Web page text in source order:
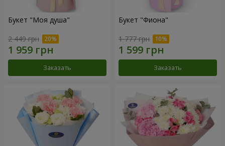
Букет "Моя душа"
2 449 грн
Заказать
Букет "Фиона"
1 777 грн
Заказать